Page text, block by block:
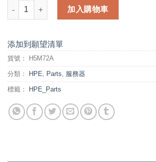
HP 11kVA 400V 3Ph 30out INTL bPDU
加入購物車
添加到願望清單
貨號： H5M72A
分類： HPE, Parts, 服務器
標籤： HPE_Parts